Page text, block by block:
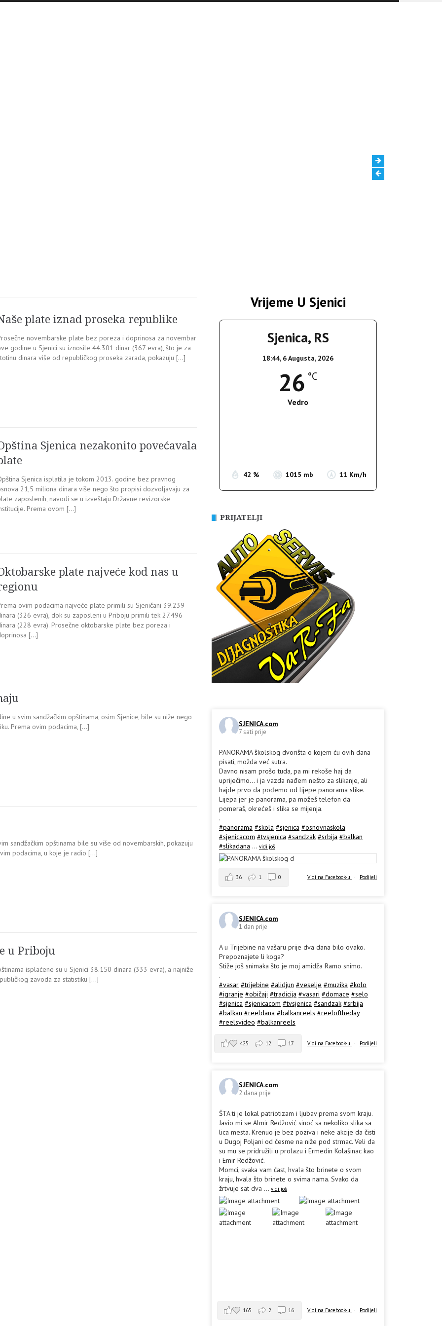
plate iznad proseka republike
novembarske plate bez poreza i doprinosa za novembar
godine u Sjenici su iznosile 44.301 dinar (367 evra), što je za
dinara više od republičkog proseka zarada, pokazuju […]
Sjenica nezakonito povećavala
Sjenica isplatila je tokom 2013. godine bez pravnog
21,5 miliona dinara više nego što propisi dozvoljavaju za
zaposlenih, navodi se u izveštaju Državne revizorske
Prema ovom […]
plate najveće kod nas u
ovim podacima najveće plate primili su Sjeničani 39.239
(326 evra), dok su zaposleni u Priboju primili tek 27.496
(228 evra). Prosečne oktobarske plate bez poreza i
[…]
u svim sandžačkim opštinama, osim Sjenice, bile su niže nego
Prema ovim podacima, […]
sandžačkim opštinama bile su više od novembarskih, pokazuju
podacima, u koje je radio […]
u Priboju
isplaćene su u Sjenici 38.150 dinara (333 evra), a najniže
zavoda za statistiku […]
Vrijeme U Sjenici
Sjenica, RS
18:44, 6 Augusta, 2026
26 °C
Vedro
42 % 1015 mb 11 Km/h
PRIJATELJI
SJENICA.com
7 sati prije
PANORAMA školskog dvorišta o kojem ću ovih dana
pisati, možda već sutra.
Davno nisam prošo tuda, pa mi rekoše haj da
upriječimo... i ja vazda nađem nešto za slikanje, ali
hajde prvo da pođemo od lijepe panorama slike.
Lijepa jer je panorama, pa možeš telefon da
pomeraš, okrećeš i slika se mijenja.
.
#panorama #skola #sjenica #osnovnaskola
#sjenicacom #tvsjenica #sandzak #srbija #balkan
#slikadana ... vidi još
Vidi na Facebook-u · Podijeli
36 1 0
SJENICA.com
1 dan prije
A u Trijebine na vašaru prije dva dana bilo ovako.
Prepoznajete li koga?
Stiže još snimaka što je moj amidža Ramo snimo.
.
#vasar #trijebine #alidjun #veselje #muzika #kolo
#igranje #običaji #tradicija #vasari #domace #selo
#sjenica #sjenicacom #tvsjenica #sandzak #srbija
#balkan #reeldana #balkanreels #reeloftheday
#reelsvideo #balkanreels
Vidi na Facebook-u · Podijeli
425 12 17
SJENICA.com
2 dana prije
ŠTA ti je lokal patriotizam i ljubav prema svom kraju.
Javio mi se Almir Redžović sinoć sa nekoliko slika sa
lica mesta. Krenuo je bez poziva i neke akcije da čisti
u Dugoj Poljani od česme na niže pod strmac. Veli da
su mu se pridružili u prolazu i Ermedin Kolašinac kao
i Emir Redžović.
Momci, svaka vam čast, hvala što brinete o svom
kraju, hvala što brinete o svima nama. Svako da
žrtvuje sat dva ... vidi još
Vidi na Facebook-u · Podijeli
165 2 16